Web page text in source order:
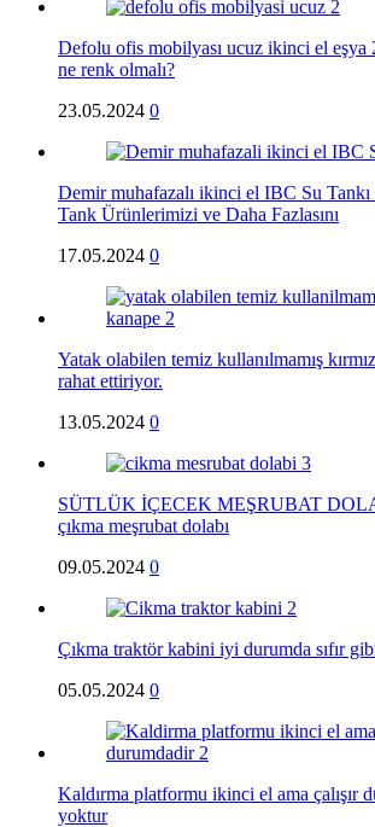
Defolu ofis mobilyası ucuz ikinci el eşya
ne renk olmalı?
23.05.2024 0
Demir muhafazalı ikinci el IBC Su
Tank Ürünlerimizi ve Daha Fazlasını
17.05.2024 0
Yatak olabilen temiz kullanılmamış
rahat ettiriyor.
13.05.2024 0
SÜTLÜK İÇECEK MEŞRUBAT
çıkma meşrubat dolabı
09.05.2024 0
Çıkma traktör kabini iyi durumda sıfır
05.05.2024 0
Kaldırma platformu ikinci el ama çalışır
yoktur